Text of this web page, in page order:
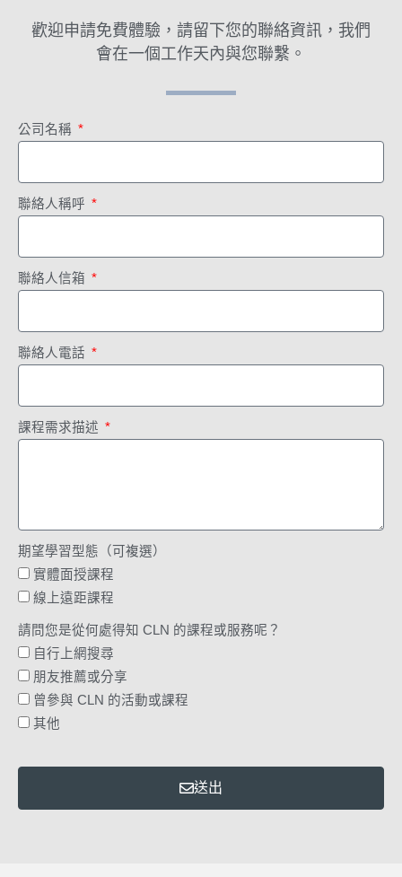
歡迎申請免費體驗， 請留下您的聯絡資訊，我們
會在一個工作天內與您聯繫。
公司名稱
聯絡人稱呼
聯絡人信箱
聯絡人電話
課程需求描述
期望學習型態（可複選）
實體面授課程
線上遠距課程
請問您是從何處得知 CLN 的課程或服務呢？
自行上網搜尋
朋友推薦或分享
曾參與 CLN 的活動或課程
其他
送出